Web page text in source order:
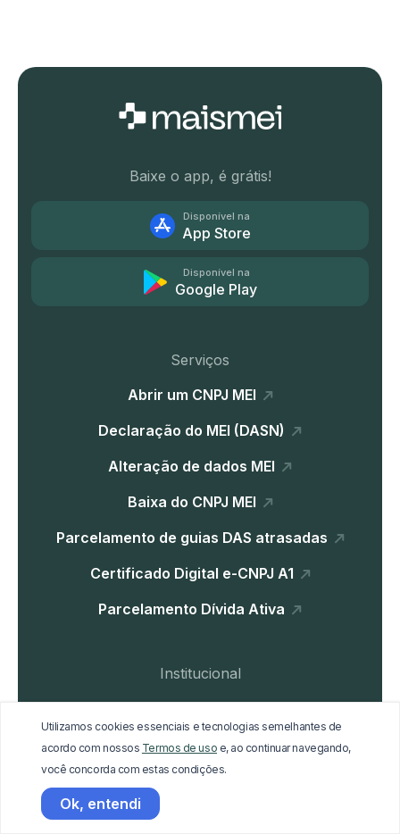
Baixe o app, é grátis!
Disponível na
App Store
Disponível na
Google Play
Serviços
Abrir um CNPJ MEI
Declaração do MEI (DASN)
Alteração de dados MEI
Baixa do CNPJ MEI
Parcelamento de guias DAS atrasadas
Certificado Digital e-CNPJ A1
Parcelamento Dívida Ativa
Institucional
Blog
Materiais Gratuitos
Trabalhe Conosco
Utilizamos cookies essenciais e tecnologias semelhantes de
acordo com nossos Termos de uso e, ao continuar navegando,
você concorda com estas condições.
Ok, entendi